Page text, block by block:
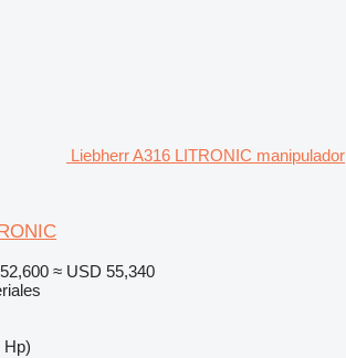
Liebherr A316 LITRONIC manipulador
≈ USD 55,340
Hp)